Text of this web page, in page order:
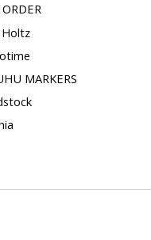
ORDER
MARKERS